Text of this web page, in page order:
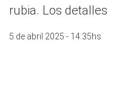
rubia. Los detalles
5 de abril 2025 - 14:35hs